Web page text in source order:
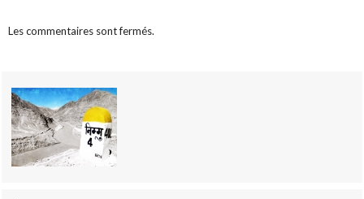
Les commentaires sont fermés.